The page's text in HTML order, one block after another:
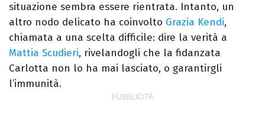
situazione sembra essere rientrata. Intanto, un
altro nodo delicato ha coinvolto Grazia Kendi,
chiamata a una scelta difficile: dire la verità a
Mattia Scudieri, rivelandogli che la fidanzata
Carlotta non lo ha mai lasciato, o garantirgli
l’immunità.